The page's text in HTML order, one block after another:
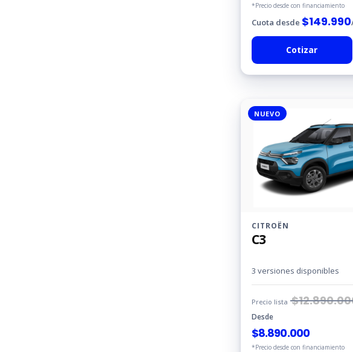
*Precio desde con financiamiento
Cuota desde $149.990
Cotizar
NUEVO
CITROËN
C3
3 versiones disponibles
Precio lista $
Desde
$8.890.000
*Precio desde con financiamiento